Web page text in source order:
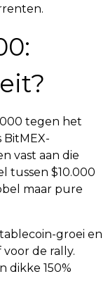
tegen het
BitMEX-
vast aan die
tussen $10.000
maar pure
groei en
de rally.
dikke 150%